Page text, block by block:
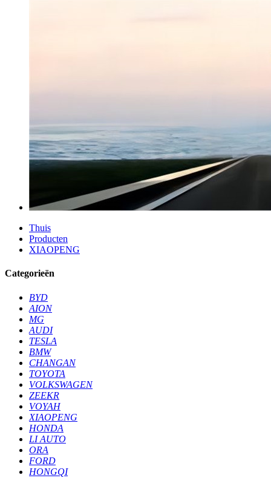
Thuis
Producten
XIAOPENG
Categorieën
BYD
AION
MG
AUDI
TESLA
BMW
CHANGAN
TOYOTA
VOLKSWAGEN
ZEEKR
VOYAH
XIAOPENG
HONDA
LI AUTO
ORA
FORD
HONGQI